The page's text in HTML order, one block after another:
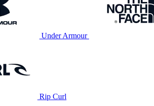
Under Armour
Rip Curl